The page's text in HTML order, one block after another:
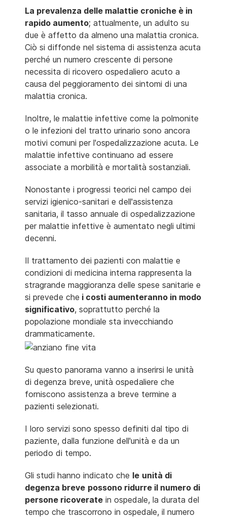
La prevalenza delle malattie croniche è in
rapido aumento; attualmente, un adulto su
due è affetto da almeno una malattia cronica.
Ciò si diffonde nel sistema di assistenza acuta
perché un numero crescente di persone
necessita di ricovero ospedaliero acuto a
causa del peggioramento dei sintomi di una
malattia cronica.
Inoltre, le malattie infettive come la polmonite
o le infezioni del tratto urinario sono ancora
motivi comuni per l'ospedalizzazione acuta. Le
malattie infettive continuano ad essere
associate a morbilità e mortalità sostanziali.
Nonostante i progressi teorici nel campo dei
servizi igienico-sanitari e dell'assistenza
sanitaria, il tasso annuale di ospedalizzazione
per malattie infettive è aumentato negli ultimi
decenni.
Il trattamento dei pazienti con malattie e
condizioni di medicina interna rappresenta la
stragrande maggioranza delle spese sanitarie e
si prevede che i costi aumenteranno in modo
significativo, soprattutto perché la
popolazione mondiale sta invecchiando
drammaticamente.
Su questo panorama vanno a inserirsi le unità
di degenza breve, unità ospedaliere che
forniscono assistenza a breve termine a
pazienti selezionati.
I loro servizi sono spesso definiti dal tipo di
paziente, dalla funzione dell'unità e da un
periodo di tempo.
Gli studi hanno indicato che le unità di
degenza breve possono ridurre il numero di
persone ricoverate in ospedale, la durata del
tempo che trascorrono in ospedale, il numero